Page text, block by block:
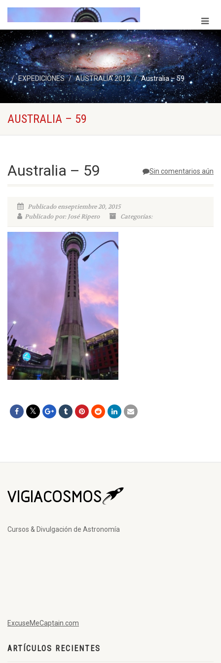
EXPEDICIONES AUSTRALIA 2012 Australia – 59
AUSTRALIA – 59
Sin comentarios aún
Australia – 59
Publicado enseptiembre 20, 2015
Publicado por: José Ripero
Categorías:
Cursos & Divulgación de Astronomía
ExcuseMeCaptain.com
ARTÍCULOS RECIENTES